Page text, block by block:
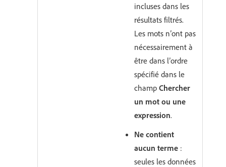
incluses dans les
résultats filtrés.
Les mots n’ont pas
nécessairement à
être dans l’ordre
spécifié dans le
champ Chercher
un mot ou une
expression.
Ne contient
aucun terme :
seules les données